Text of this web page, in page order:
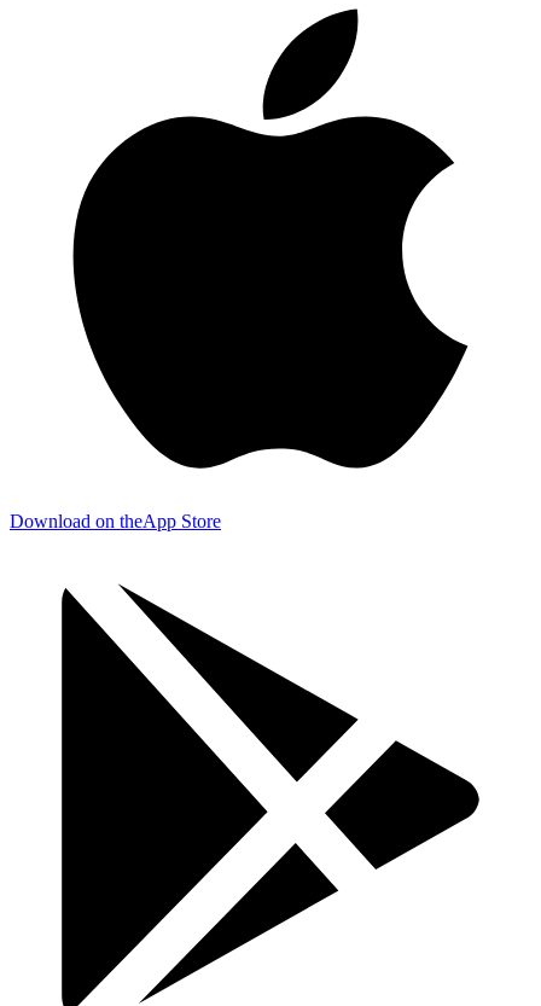
Download on theApp Store